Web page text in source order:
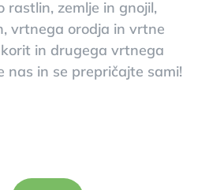
rastlin, zemlje in gnojil,
vrtnega orodja in vrtne
korit in drugega vrtnega
nas in se prepričajte sami!